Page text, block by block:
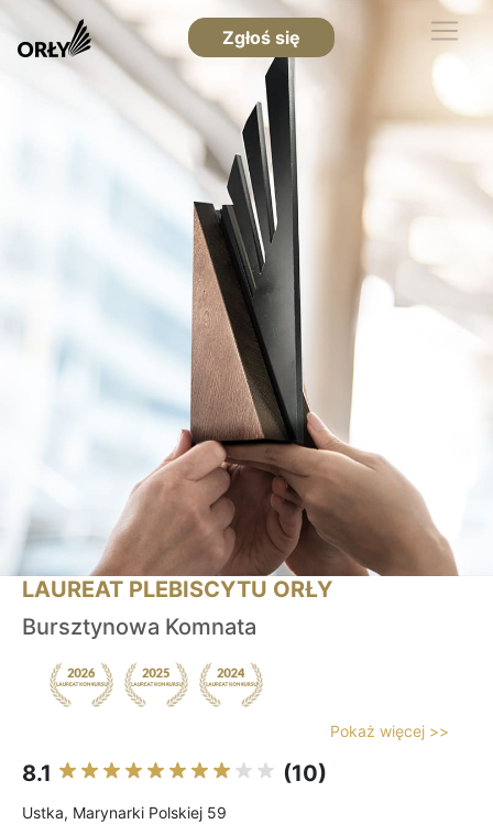
Zgłoś się
LAUREAT PLEBISCYTU ORŁY
Bursztynowa Komnata
Pokaż więcej >>
8.1 (10)
Ustka, Marynarki Polskiej 59